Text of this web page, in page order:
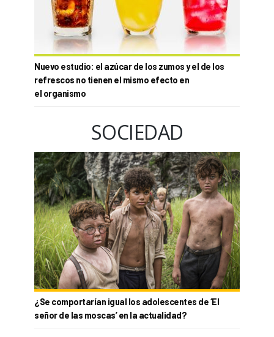
Nuevo estudio: el azúcar de los zumos y el de los
refrescos no tienen el mismo efecto en
el organismo
SOCIEDAD
¿Se comportarían igual los adolescentes de ‘El
señor de las moscas’ en la actualidad?